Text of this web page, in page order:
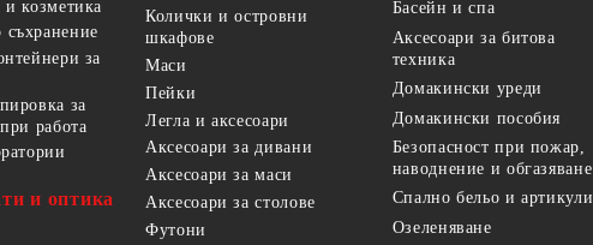
козметика
за
за
работа
и оптика
Колички и островни
шкафове
Маси
Пейки
Легла и аксесоари
Аксесоари за дивани
Аксесоари за маси
Аксесоари за столове
Футони
Басейн и спа
Аксесоари за битова
техника
Домакински уреди
Домакински пособия
Безопасност при пожар,
наводнение и обгазяване
Спално бельо и артикули
Озеленяване